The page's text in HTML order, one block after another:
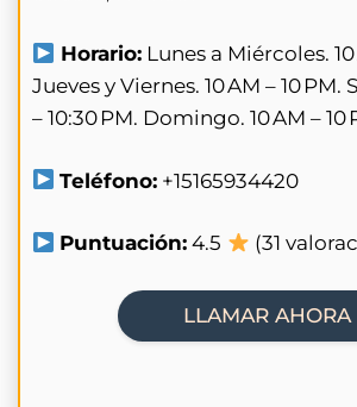
Horario: Lunes a Miércoles. 10
Jueves y Viernes. 10 AM – 10 PM.
– 10:30 PM. Domingo. 10 AM – 10
Teléfono: +15165934420
Puntuación: 4.5 (31
LLAMAR AHORA